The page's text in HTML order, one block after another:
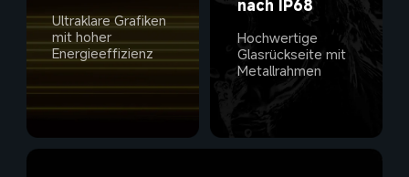
Ultraklare Grafiken
mit hoher
Energieeffizienz
Hochwertige
Glasrückseite mit
Metallrahmen